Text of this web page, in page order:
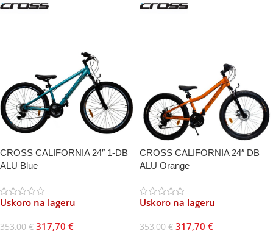
CROSS CALIFORNIA 24″ 1-DB
ALU Blue
Uskoro na lageru
353,00€ 317,70 €
CROSS CALIFORNIA 24″ DB
ALU Orange
Uskoro na lageru
353,00€ 317,70 €